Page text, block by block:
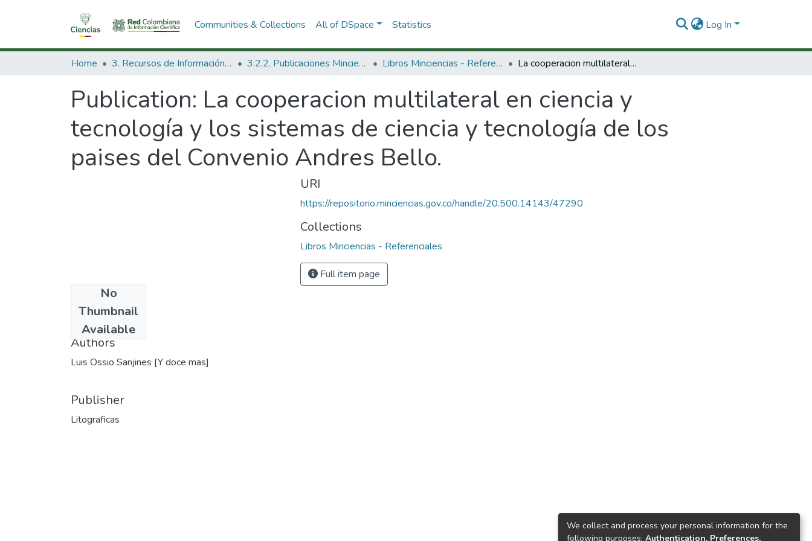
Communities & Collections All of DSpace Statistics Log In
Home 3. Recursos de Información Científica y Tecnológica 3.2.2. Publicaciones Minciencias Libros Minciencias - Referenciales La cooperacion multilateral en ciencia y tecnología y los sistemas de ciencia y tecnología de los paises del Convenio Andres Bello.
Publication: La cooperacion multilateral en ciencia y
tecnología y los sistemas de ciencia y tecnología de los
paises del Convenio Andres Bello.
No
Thumbnail
Available
1993
Authors
Luis Ossio Sanjines [Y doce mas]
Publisher
Litograficas
URI
https://repositorio.minciencias.gov.co/handle/20.500.14143/47290
Collections
Libros Minciencias - Referenciales
Full item page
We collect and process your personal information for the
following purposes: Authentication, Preferences,